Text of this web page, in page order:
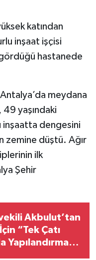
katından
inşaat işçisi
hastanede
meydana
yaşındaki
inşaatta dengesini
zemine düştü. Ağır
ilk
Şehir
Akbulut’tan
“Tek Çatı
Yapılandırma”